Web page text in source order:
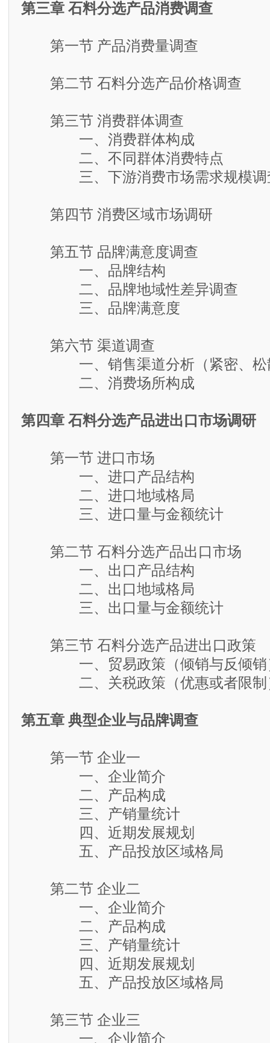
第三章 石料分选产品消费调查
第一节 产品消费量调查
第二节 石料分选产品价格调查
第三节 消费群体调查
一、消费群体构成
二、不同群体消费特点
三、下游消费市场需求规模调
第四节 消费区域市场调研
第五节 品牌满意度调查
一、品牌结构
二、品牌地域性差异调查
三、品牌满意度
第六节 渠道调查
一、销售渠道分析（紧密、松
二、消费场所构成
第四章 石料分选产品进出口市场调研
第一节 进口市场
一、进口产品结构
二、进口地域格局
三、进口量与金额统计
第二节 石料分选产品出口市场
一、出口产品结构
二、出口地域格局
三、出口量与金额统计
第三节 石料分选产品进出口政策
一、贸易政策（倾销与反倾销
二、关税政策（优惠或者限制
第五章 典型企业与品牌调查
第一节 企业一
一、企业简介
二、产品构成
三、产销量统计
四、近期发展规划
五、产品投放区域格局
第二节 企业二
一、企业简介
二、产品构成
三、产销量统计
四、近期发展规划
五、产品投放区域格局
第三节 企业三
一、企业简介